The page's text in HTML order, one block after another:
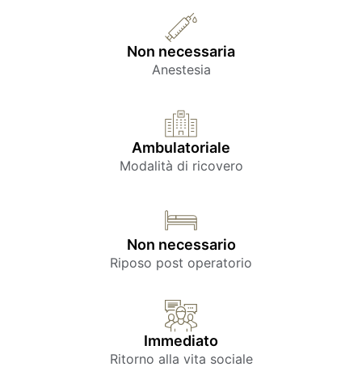
Non necessaria
Anestesia
Ambulatoriale
Modalità di ricovero
Non necessario
Riposo post operatorio
Immediato
Ritorno alla vita sociale